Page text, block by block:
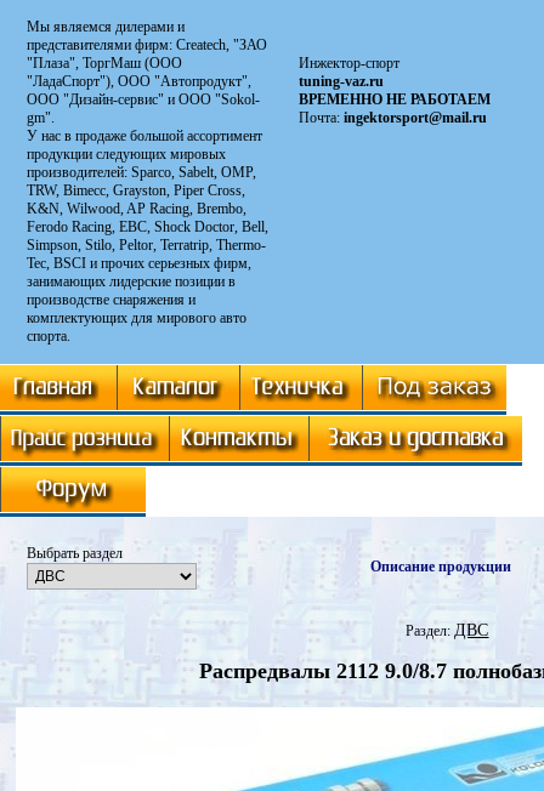
Мы являемся дилерами и
представителями фирм: Сreatech, "ЗАО
"Плаза", ТоргМаш (ООО
"ЛадаСпорт"), ООО "Автопродукт",
ООО "Дизайн-сервис" и ООО "Sokol-
gm".
У нас в продаже большой ассортимент
продукции следующих мировых
производителей: Sparco, Sabelt, OMP,
TRW, Bimecc, Grayston, Piper Cross,
K&N, Wilwood, AP Racing, Brembo,
Ferodo Racing, EBC, Shock Doctor, Bell,
Simpson, Stilo, Peltor, Terratrip, Thermo-
Tec, BSCI и прочих серьезных фирм,
занимающих лидерские позиции в
производстве снаряжения и
комплектующих для мирового авто
спорта.
Инжектор-спорт
tuning-vaz.ru
ВРЕМЕННО НЕ РАБОТАЕМ
Почта:ingektorsport@mail.ru
Выбрать раздел
Описание продукции
Раздел:ДВС
Распредвалы 2112 9.0/8.7